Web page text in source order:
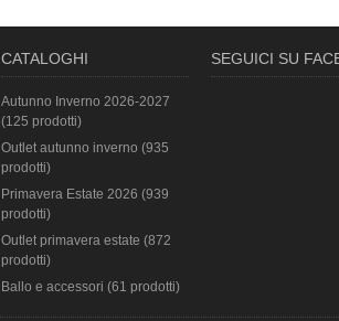
CATALOGHI
Autunno Inverno 2026-2027
(125 prodotti)
Outlet autunno inverno (935
prodotti)
Primavera Estate 2026 (939
prodotti)
Outlet primavera estate (872
prodotti)
Ballo e accessori (61 prodotti)
SEGUICI SU